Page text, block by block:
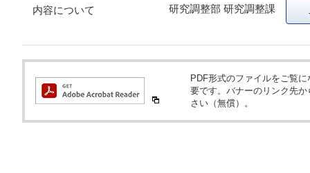
内容について 研究調整部 研究調整課
PDF形式のファイルをご覧
要です。バナーのリンク先
さい（無償）。